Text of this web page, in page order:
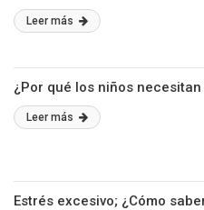
Leer más
¿Por qué los niños
Leer más
Estrés excesivo; ¿Cómo